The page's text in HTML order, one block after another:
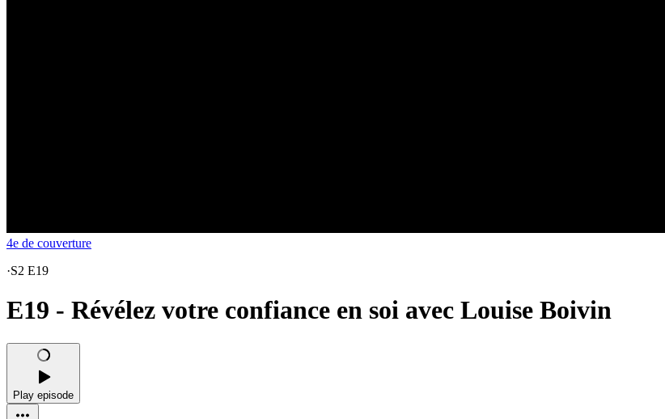
4e de couverture
·S2 E19
E19 - Révélez votre confiance en soi avec Louise Boivin
Play episode